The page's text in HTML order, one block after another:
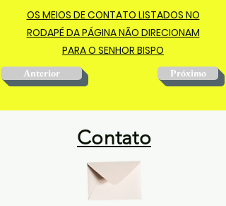
OS MEIOS DE CONTATO LISTADOS NO
RODAPÉ DA PÁGINA NÃO DIRECIONAM
PARA O SENHOR BISPO
Anterior Próximo
Contato